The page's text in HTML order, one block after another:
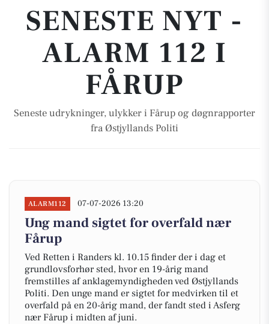
SENESTE NYT -
ALARM 112 I
FÅRUP
Seneste udrykninger, ulykker i Fårup og døgnrapporter
fra Østjyllands Politi
ALARM112 07-07-2026 13:20
Ung mand sigtet for overfald nær
Fårup
Ved Retten i Randers kl. 10.15 finder der i dag et
grundlovsforhør sted, hvor en 19-årig mand
fremstilles af anklagemyndigheden ved Østjyllands
Politi. Den unge mand er sigtet for medvirken til et
overfald på en 20-årig mand, der fandt sted i Asferg
nær Fårup i midten af juni.